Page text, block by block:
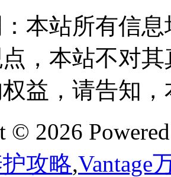
本站所有信
，本站不对
益，请告知
© 2026
攻略,Vantage